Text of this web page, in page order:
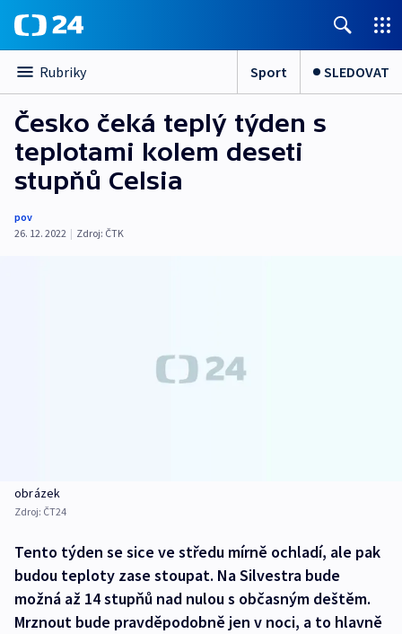
Rubriky Sport SLEDOVAT
Česko čeká teplý týden s
teplotami kolem deseti
stupňů Celsia
pov
26. 12. 2022 | Zdroj: ČTK
obrázek
Zdroj: ČT24
Tento týden se sice ve středu mírně ochladí, ale pak
budou teploty zase stoupat. Na Silvestra bude
možná až 14 stupňů nad nulou s občasným deštěm.
Mrznout bude pravděpodobně jen v noci, a to hlavně